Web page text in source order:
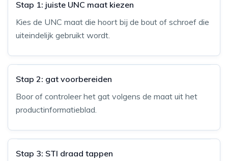
Stap 1: juiste UNC maat kiezen
Kies de UNC maat die hoort bij de bout of schroef die
uiteindelijk gebruikt wordt.
Stap 2: gat voorbereiden
Boor of controleer het gat volgens de maat uit het
productinformatieblad.
Stap 3: STI draad tappen